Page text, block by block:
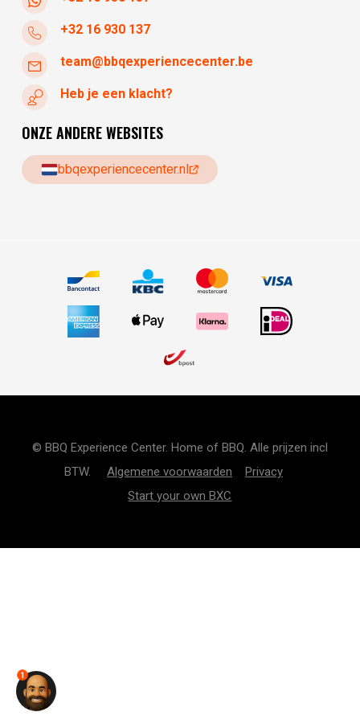
+32 16 930 137
team@bbqexperiencecenter.be
Heb je een klacht?
ONZE ANDERE WEBSITES
bbqexperiencecenter.nl
© BBQ Experience Center. Home of BBQ. Alle prijzen incl
BTW. Algemene voorwaarden
Privacy
Start your own BXC
1